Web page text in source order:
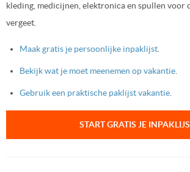
kleding, medicijnen, elektronica en spullen voor
vergeet.
Maak gratis je persoonlijke inpaklijst.
Bekijk wat je moet meenemen op vakantie.
Gebruik een praktische paklijst vakantie.
START GRATIS JE